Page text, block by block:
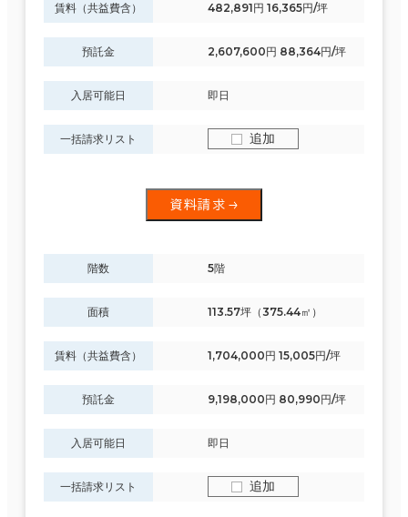
賃料（共益費含） 482,891円 16,365円/坪
預託金 2,607,600円 88,364円/坪
入居可能日 即日
一括請求リスト 追加
資料請求
階数 5階
面積 113.57坪（375.44㎡）
賃料（共益費含） 1,704,000円 15,005円/坪
預託金 9,198,000円 80,990円/坪
入居可能日 即日
一括請求リスト 追加